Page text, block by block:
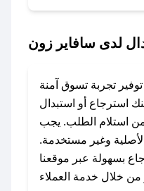
المفضل؟
توفير الكوبونات في
### كيف تحصل على كوبونات خصم حصرية من
سافاير زون؟
حصرية، قم بما
يلي:
- اضغط على أيقونة متابعة لمتجر سافاير زون في
لدى سافاير زون
تجربة تسوق آمنة
استرجاع أو استبدال
مجانًا خلال 7 أيام من استلام الطلب. يجب
وغير مستخدمة.
بسهولة عبر موقعنا